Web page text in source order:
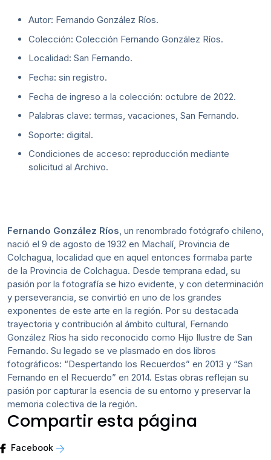
Autor: Fernando González Ríos.
Colección: Colección Fernando González Ríos.
Localidad: San Fernando.
Fecha: sin registro.
Fecha de ingreso a la colección: octubre de 2022.
Palabras clave: termas, vacaciones, San Fernando.
Soporte: digital.
Condiciones de acceso: reproducción mediante
solicitud al Archivo.
Fernando González Ríos, un renombrado fotógrafo chileno,
nació el 9 de agosto de 1932 en Machalí, Provincia de
Colchagua, localidad que en aquel entonces formaba parte
de la Provincia de Colchagua. Desde temprana edad, su
pasión por la fotografía se hizo evidente, y con determinación
y perseverancia, se convirtió en uno de los grandes
exponentes de este arte en la región. Por su destacada
trayectoria y contribución al ámbito cultural, Fernando
González Ríos ha sido reconocido como Hijo Ilustre de San
Fernando. Su legado se ve plasmado en dos libros
fotográficos: “Despertando los Recuerdos” en 2013 y “San
Fernando en el Recuerdo” en 2014. Estas obras reflejan su
pasión por capturar la esencia de su entorno y preservar la
memoria colectiva de la región.
Compartir esta página
Facebook